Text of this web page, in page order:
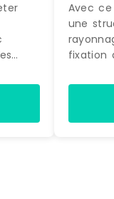
Avec ce
une
fixation
la
de